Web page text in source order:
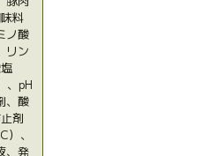
料
ノ酸
リン
、pH
、酸
剤
）、
、発